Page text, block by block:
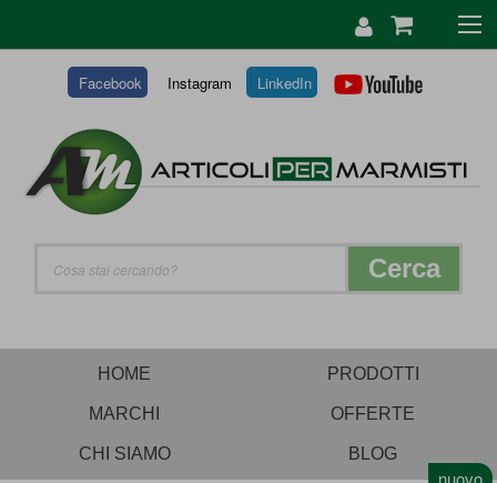
Facebook Instagram LinkedIn
CONTENUTO
Cerca
HOME PRODOTTI
MARCHI OFFERTE
CHI SIAMO BLOG